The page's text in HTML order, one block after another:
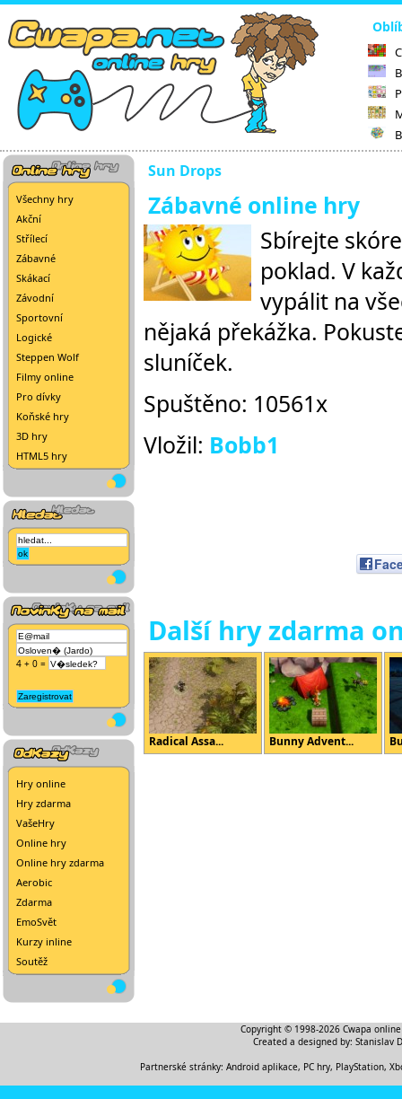
Všechny hry
Akční
Střílecí
Zábavné
Skákací
Závodní
Sportovní
Logické
Steppen Wolf
Filmy online
Pro dívky
Koňské hry
3D hry
HTML5 hry
4 + 0 =
Hry online
Hry zdarma
VašeHry
Online hry
Online hry zdarma
Aerobic
Zdarma
EmoSvět
Kurzy inline
Soutěž
Sun Drops
Zábavné online hry
Sbírejte
poklad. V
vypálit na
nějaká překážka.
sluníček.
Spuštěno: 10561x
Vložil: Bobb1
Další hry zdarma
Radical Assa... Bunny Advent...
Copyright © 1998-2026 Cwapa
Created a designed by: Stanislav
Partnerské stránky: Android aplikace, PC hry, PlayStation,